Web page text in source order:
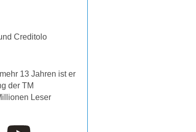
Creditolo
13 Jahren ist er
der TM
Leser